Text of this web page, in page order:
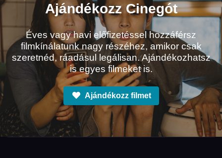
Ajándékozz Cinegót
Éves vagy havi előfizetéssel hozzáférsz
filmkínálatunk nagy részéhez, amikor csak
szeretnéd, ráadásul legálisan. Ajándékozhatsz
is egyes filmeket is.
Ajándékozz filmet